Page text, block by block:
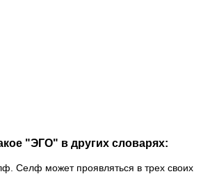
"ЭГО" в других словарях:
Селф может проявляться в трех своих